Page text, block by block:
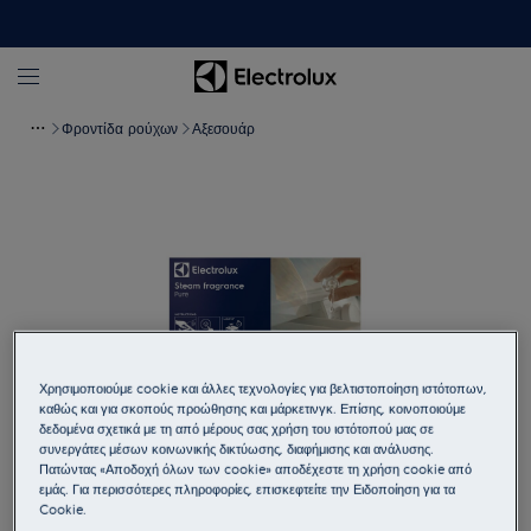
Φροντίδα ρούχων Αξεσουάρ
Πατήστε για μεγέθυνση
Χρησιμοποιούμε cookie και άλλες τεχνολογίες για βελτιστοποίηση ιστότοπων,
καθώς και για σκοπούς προώθησης και μάρκετινγκ. Επίσης, κοινοποιούμε
δεδομένα σχετικά με τη από μέρους σας χρήση του ιστότοπού μας σε
συνεργάτες μέσων κοινωνικής δικτύωσης, διαφήμισης και ανάλυσης.
Πατώντας «Αποδοχή όλων των cookie» αποδέχεστε τη χρήση cookie από
εμάς. Για περισσότερες πληροφορίες, επισκεφτείτε την Ειδοποίηση για τα
Cookie.